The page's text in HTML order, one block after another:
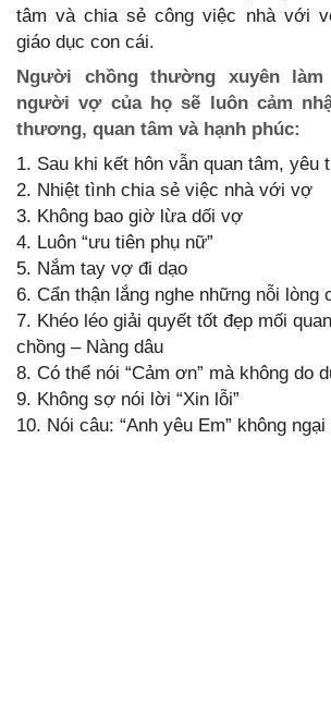
tâm và chia sẻ công việc nhà với
giáo dục con cái.
Người chồng thường xuyên làm
người vợ của họ sẽ luôn cảm
thương, quan tâm và hạnh phúc:
1. Sau khi kết hôn vẫn quan tâm, yêu
2. Nhiệt tình chia sẻ việc nhà với vợ
3. Không bao giờ lừa dối vợ
4. Luôn “ưu tiên phụ nữ”
5. Nắm tay vợ đi dạo
6. Cẩn thận lắng nghe những nỗi lòng
7. Khéo léo giải quyết tốt đẹp mối
chồng – Nàng dâu
8. Có thể nói “Cảm ơn” mà không do
9. Không sợ nói lời “Xin lỗi”
10. Nói câu: “Anh yêu Em” không ngại